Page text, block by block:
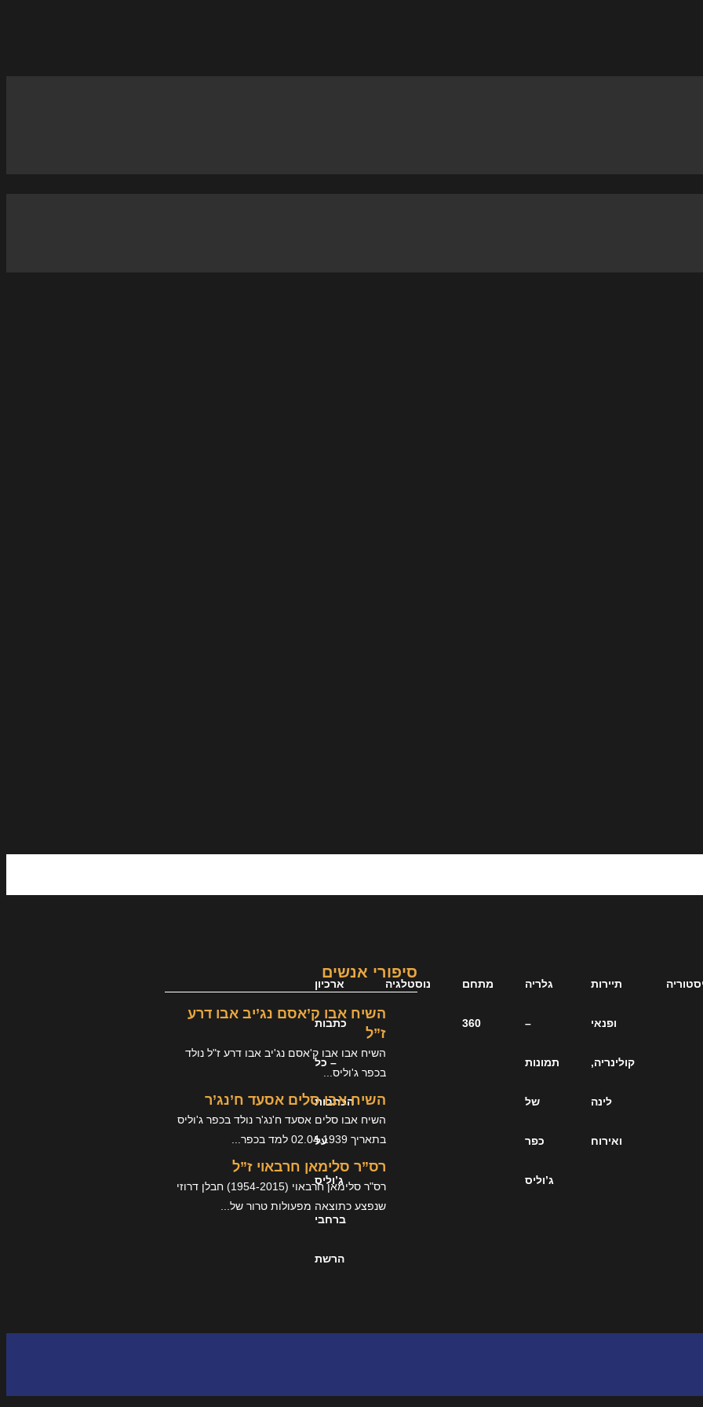
תיירות
ופנאי
קולינריה,
לינה
ואירוח
גלריה
–
תמונות
של
כפר
ג’וליס
מתחם
360
נוסטלגיה ארכיון
כתבות
– כל
הכתבות
על
ג’וליס
ברחבי
הרשת
סיפורי אנשים
השיח אבו ק’אסם נג’יב אבו דרע
ז”ל
השיח אבו אבו ק'אסם נג'יב אבו דרע ז"ל נולד
בכפר ג'וליס...
השיח אבו סלים אסעד ח’נג’ר
השיח אבו סלים אסעד ח'נג'ר נולד בכפר ג'וליס
בתאריך 02.04.1939 למד בכפר...
רס”ר סלימאן חרבאוי ז”ל
רס"ר סלימאן חרבאוי (1954-2015) חבלן דרוזי
שנפצע כתוצאה מפעולות טרור של...